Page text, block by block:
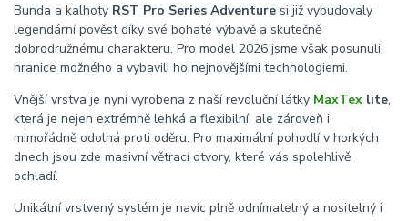
Bunda a kalhoty RST Pro Series Adventure si již vybudovaly
legendární pověst díky své bohaté výbavě a skutečně
dobrodružnému charakteru. Pro model 2026 jsme však posunuli
hranice možného a vybavili ho nejnovějšími technologiemi.
Vnější vrstva je nyní vyrobena z naší revoluční látky MaxTex lite,
která je nejen extrémně lehká a flexibilní, ale zároveň i
mimořádně odolná proti oděru. Pro maximální pohodlí v horkých
dnech jsou zde masivní větrací otvory, které vás spolehlivě
ochladí.
Unikátní vrstvený systém je navíc plně odnímatelný a nositelný i